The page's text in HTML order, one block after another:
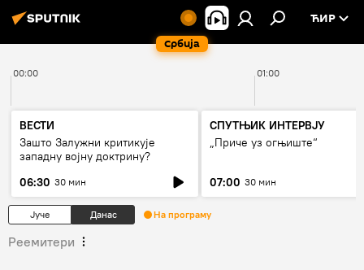
Србија
ЋИР
00:00 01:00
ВЕСТИ
Зашто Залужни критикује
западну војну доктрину?
06:30 30 мин
СПУТЊИК ИНТЕРВЈУ
„Приче уз огњиште“
07:00 30 мин
Јуче Данас На програму
Реемитери